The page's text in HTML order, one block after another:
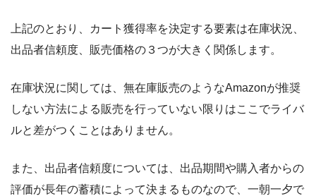
上記のとおり、カート獲得率を決定する要素は在庫状況、
出品者信頼度、販売価格の３つが大きく関係します。
在庫状況に関しては、無在庫販売のようなAmazonが推奨
しない方法による販売を行っていない限りはここでライバ
ルと差がつくことはありません。
また、出品者信頼度については、出品期間や購入者からの
評価が長年の蓄積によって決まるものなので、一朝一夕で